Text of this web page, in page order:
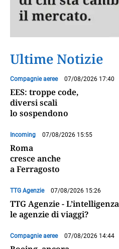
Ultime Notizie
Compagnie aeree 07/08/2026 17:40
EES: troppe code,
diversi scali
lo sospendono
Incoming 07/08/2026 15:55
Roma
cresce anche
a Ferragosto
TTG Agenzie 07/08/2026 15:26
TTG Agenzie -
le agenzie di viaggi?
Compagnie aeree 07/08/2026 14:44